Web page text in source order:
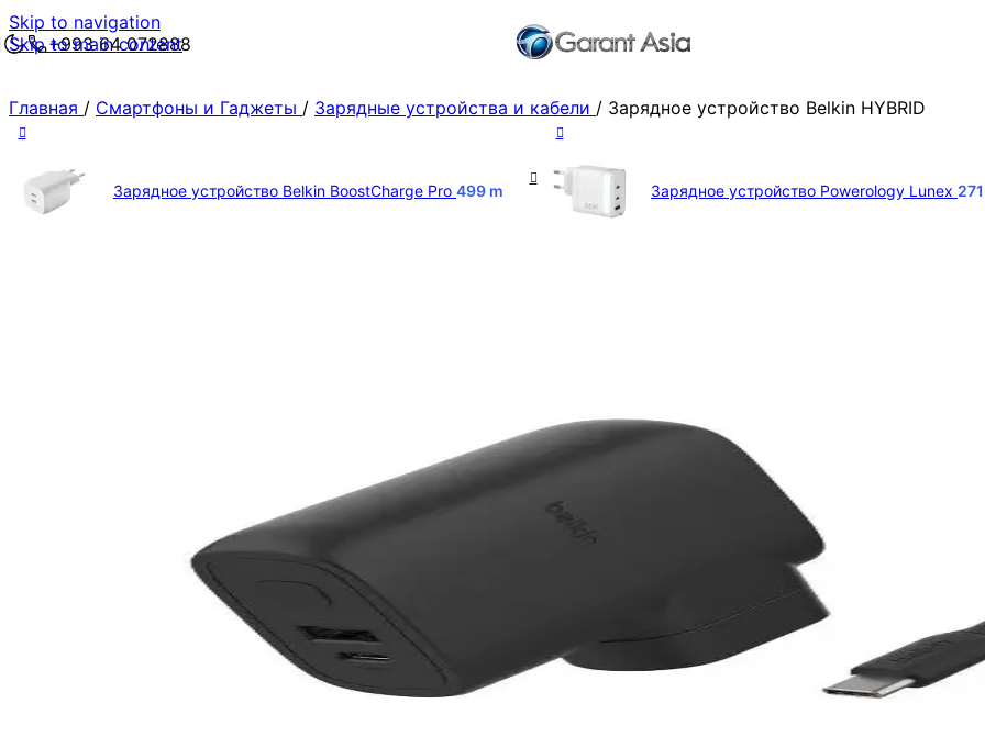
Skip to navigation
Skip to main content
+993 64 072888
Главная / Смартфоны и Гаджеты / Зарядные устройства и кабели / Зарядное устройство Belkin HYBRID
Зарядное устройство Belkin BoostCharge Pro 499 m Зарядное устройство Powerology Lunex